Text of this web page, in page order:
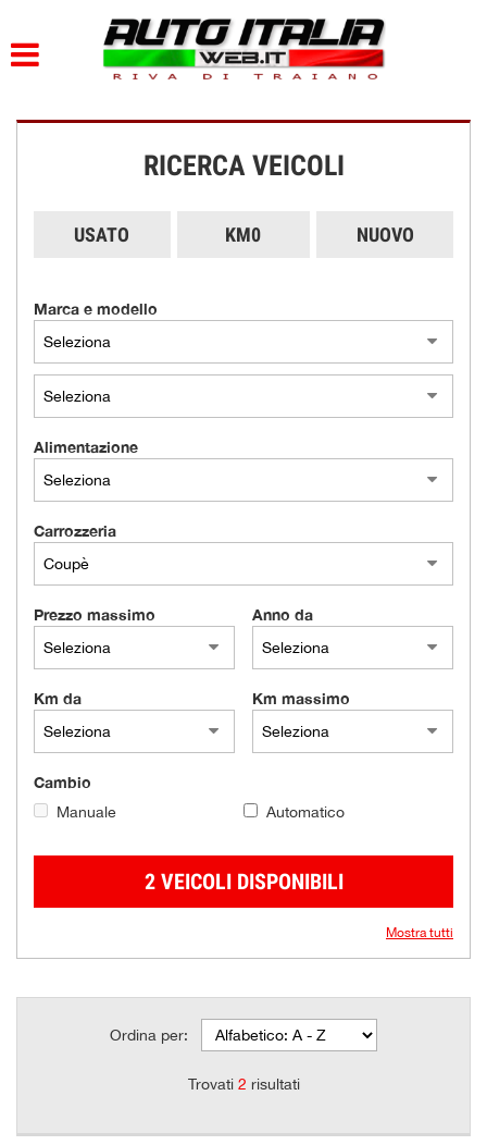
CONTATTI
ORARI
RICERCA VEICOLI
USATO KM0 NUOVO
Marca e modello
Alimentazione
Carrozzeria
Prezzo massimo Anno da
Km da Km massimo
Cambio
Manuale Automatico
2 VEICOLI DISPONIBILI
Mostra tutti
Ordina per:
Trovati 2 risultati